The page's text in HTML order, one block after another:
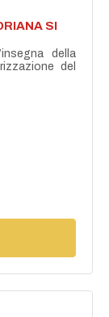
SI
della
del